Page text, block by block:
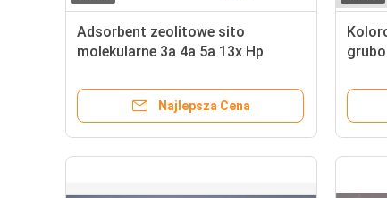
Adsorbent zeolitowe sito
molekularne 3a 4a 5a 13x Hp
Najlepsza Cena